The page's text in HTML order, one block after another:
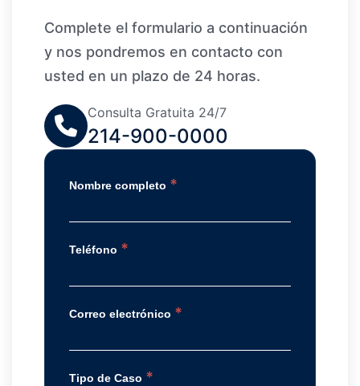
Complete el formulario a continuación
y nos pondremos en contacto con
usted en un plazo de 24 horas.
Consulta Gratuita 24/7
214-900-0000
Nombre completo *
Teléfono *
Correo electrónico *
Tipo de Caso *